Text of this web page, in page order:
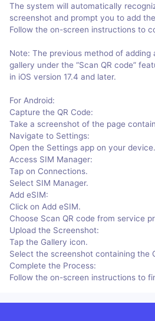
The system will automatically
screenshot and prompt you to add
Follow the on-screen instructions to
Note: The previous method of
gallery under the “Scan QR code”
in iOS version 17.4 and later.
For Android:
Capture the QR Code:
Take a screenshot of the page
Navigate to Settings:
Open the Settings app on your device.
Access SIM Manager:
Tap on Connections.
Select SIM Manager.
Add eSIM:
Click on Add eSIM.
Choose Scan QR code from service
Upload the Screenshot:
Tap the Gallery icon.
Select the screenshot containing the
Complete the Process:
Follow the on-screen instructions to